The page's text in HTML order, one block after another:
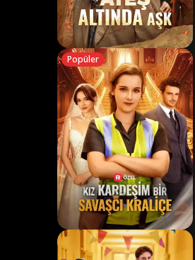
Popüler